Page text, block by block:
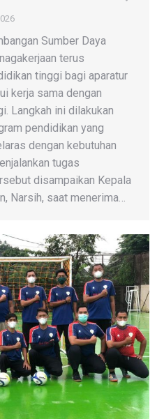
Sumber Daya
terus
tinggi bagi aparatur
kerja sama dengan
Langkah ini dilakukan
pendidikan yang
dengan kebutuhan
tugas
disampaikan Kepala
Narsih, saat menerima…